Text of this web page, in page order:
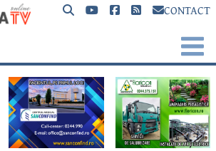
CONTACT